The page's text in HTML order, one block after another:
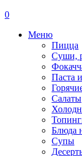
0
Меню
Пицца
Суши,
Паста
Салаты
Блюда
Супы